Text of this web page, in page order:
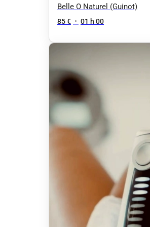
Belle O Naturel (Guinot)
85 € • 01 h 00